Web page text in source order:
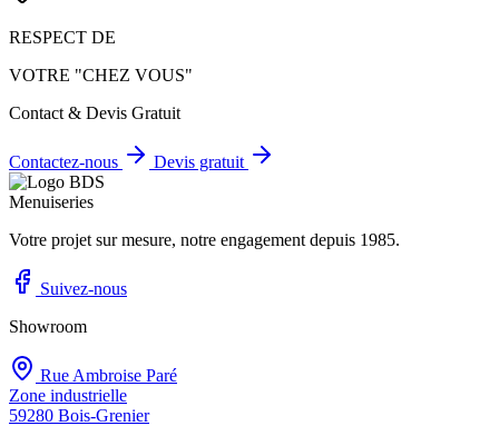
RESPECT DE
VOTRE "CHEZ VOUS"
Contact & Devis Gratuit
Contactez-nous Devis gratuit
Votre projet sur mesure, notre engagement depuis 1985.
Suivez-nous
Showroom
Rue Ambroise Paré
Zone industrielle
59280 Bois-Grenier